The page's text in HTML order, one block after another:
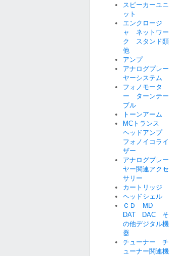
スピーカーユニ
ット
エンクロージ
ャ ネットワー
ク スタンド類
他
アンプ
アナログプレー
ヤーシステム
フォノモータ
ー ターンテー
ブル
トーンアーム
MCトランス
ヘッドアンプ
フォノイコライ
ザー
アナログプレー
ヤー関連アクセ
サリー
カートリッジ
ヘッドシェル
ＣＤ MD
DAT DAC そ
の他デジタル機
器
チューナー チ
ューナー関連機